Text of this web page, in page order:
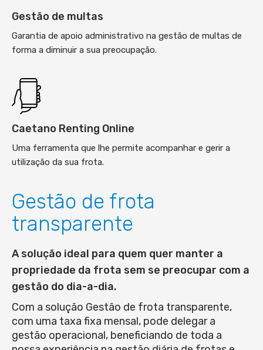
Gestão de multas
Garantia de apoio administrativo na gestão de multas de
forma a diminuir a sua preocupação.
Caetano Renting Online
Uma ferramenta que lhe permite acompanhar e gerir a
utilização da sua frota.
Gestão de frota
transparente
A solução ideal para quem quer manter a
propriedade da frota sem se preocupar com a
gestão do dia-a-dia.
Com a solução Gestão de frota transparente,
com uma taxa fixa mensal, pode delegar a
gestão operacional, beneficiando de toda a